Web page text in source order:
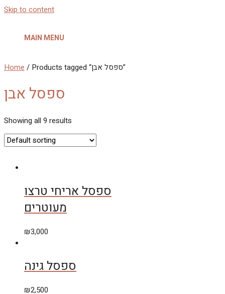
Skip to content
MAIN MENU
Home / Products tagged “ספסל אבן”
ספסל אבן
Showing all 9 results
ספסל אריחי טרצו
מעוטרים
₪3,000
ספסל גינה
₪2,500